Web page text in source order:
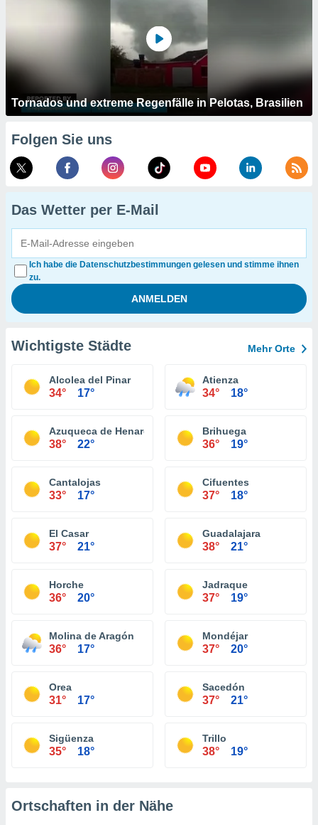
Tornados und extreme Regenfälle in Pelotas, Brasilien
Folgen Sie uns
Das Wetter per E-Mail
Ich habe die Datenschutzbestimmungen gelesen und stimme ihnen
zu.
Wichtigste Städte Mehr Orte
Alcolea del Pinar
34° 17°
Atienza
34° 18°
Azuqueca de Henares
38° 22°
Brihuega
36° 19°
Cantalojas
33° 17°
Cifuentes
37° 18°
El Casar
37° 21°
Guadalajara
38° 21°
Horche
36° 20°
Jadraque
37° 19°
Molina de Aragón
36° 17°
Mondéjar
37° 20°
Orea
31° 17°
Sacedón
37° 21°
Sigüenza
35° 18°
Trillo
38° 19°
Ortschaften in der Nähe